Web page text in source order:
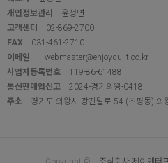
개인정보관리
윤정연
고객센터
02-869-2700
FAX
031-461-2710
이메일
webmaster@enjoyquilt.co.kr
사업자등록번호
119-86-61488
통신판매업신고
2024-경기의왕-0418
주소
경기도 의왕시 광진말로 54 (초평동)